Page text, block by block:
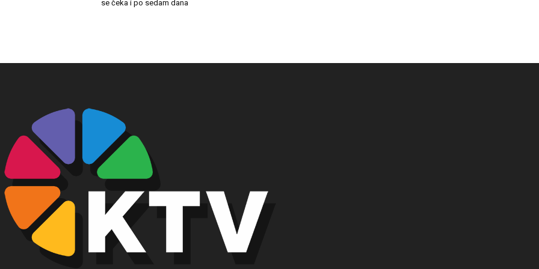
se čeka i po sedam dana